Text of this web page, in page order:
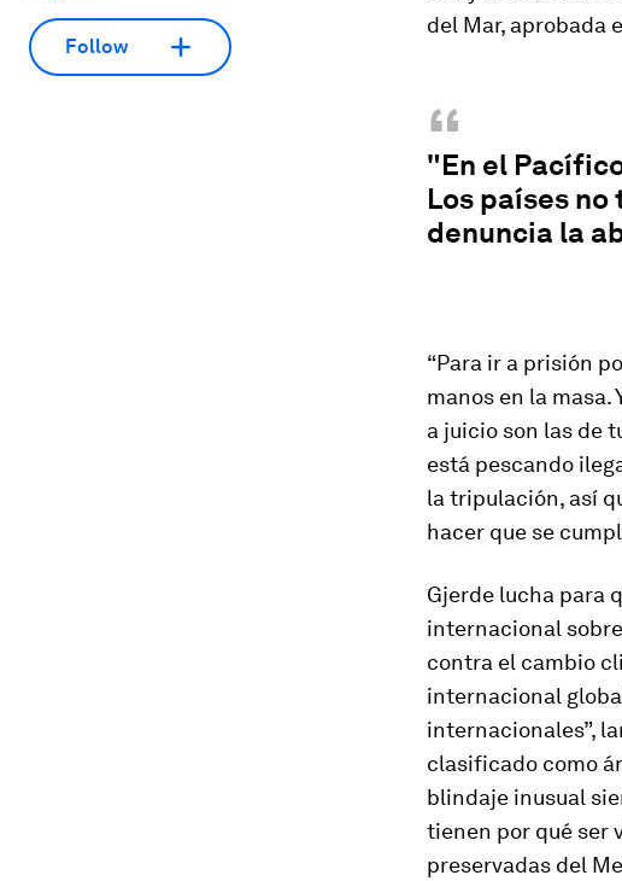
Follow
del Mar, aprobada
“
"En el
Los países
denuncia la
“Para ir a prisión
manos en la
a juicio son las de
está pescando
la tripulación, así
hacer que se
Gjerde lucha para
internacional
contra el cambio
internacional
internacionales”,
clasificado como
blindaje inusual
tienen por qué ser
preservadas del